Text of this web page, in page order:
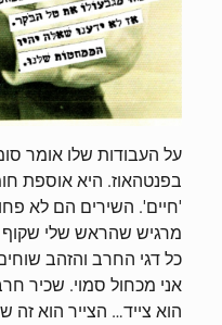
על העבודות שלו אומר
בפנטהאוז. היא אוספת
'חיים'. השירים הם לא
מרגיש שהראש שלי שקוף
כל דגי החרב והזהב
אני מכחול סמוי. שכיר
הוא צייד… הצייר הוא זה